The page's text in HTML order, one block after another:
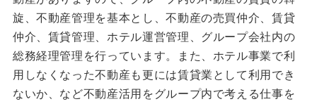
旋、不動産管理を基本とし、不動産の売買仲介、賃貸
仲介、賃貸管理、ホテル運営管理、グループ会社内の
総務経理管理を行っています。また、ホテル事業で利
用しなくなった不動産も更には賃貸業として利用でき
ないか、など不動産活用をグループ内で考える仕事を